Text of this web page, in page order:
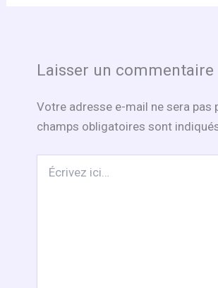
Laisser un commentaire
Votre adresse e-mail ne sera pas
champs obligatoires sont
ici…